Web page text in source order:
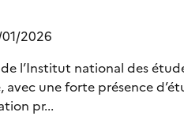
2026
l’Institut national des
une forte présence
pr...